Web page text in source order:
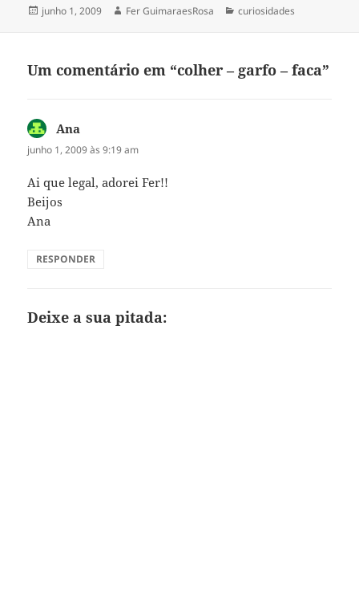
Publicado
junho 1, 2009 Autor
Fer GuimaraesRosa Categorias
curiosidades
Um comentário em “colher – garfo – faca”
Ana
junho 1, 2009 às 9:19 am
Ai que legal, adorei Fer!!
Beijos
Ana
RESPONDER
Deixe a sua pitada: